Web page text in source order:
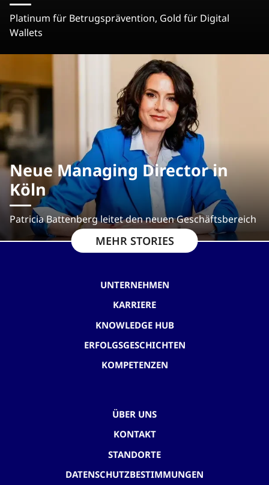
Platinum für Betrugsprävention, Gold für Digital
Wallets
Neue Managing Director in
Köln
Patricia Battenberg leitet den neuen Geschäftsbereich
MEHR STORIES
UNTERNEHMEN
KARRIERE
KNOWLEDGE HUB
ERFOLGSGESCHICHTEN
KOMPETENZEN
ÜBER UNS
KONTAKT
STANDORTE
DATENSCHUTZBESTIMMUNGEN